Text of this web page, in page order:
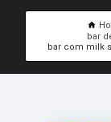
bar
bar com milk